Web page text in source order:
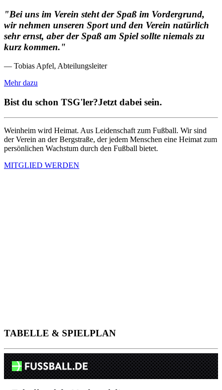
"Bei uns im Verein steht der Spaß im Vordergrund,
wir nehmen unseren Sport und den Verein natürlich
sehr ernst, aber der Spaß am Spiel sollte niemals zu
kurz kommen."
— Tobias Apfel, Abteilungsleiter
Mehr dazu
Bist du schon TSG'ler?Jetzt dabei sein.
Weinheim wird Heimat. Aus Leidenschaft zum Fußball. Wir sind
der Verein an der Bergstraße, der jedem Menschen eine Heimat zum
persönlichen Wachstum durch den Fußball bietet.
MITGLIED WERDEN
TABELLE & SPIELPLAN